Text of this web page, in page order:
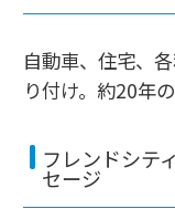
自動車、住宅、
り付け。約20年の
フレンドシテ
セージ